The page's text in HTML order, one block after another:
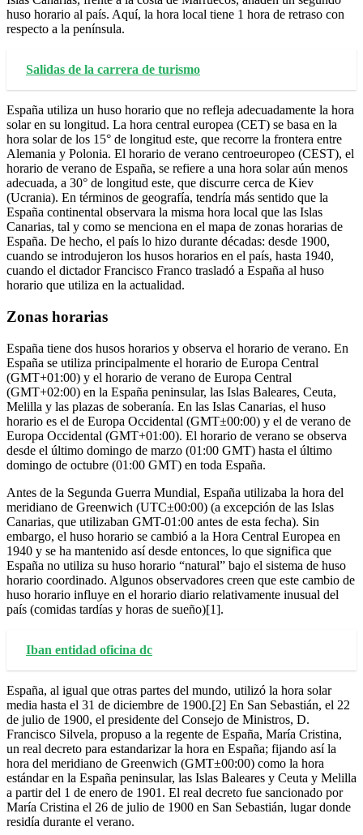
huso horario al país. Aquí, la hora local tiene 1 hora de retraso con
respecto a la península.
Salidas de la carrera de turismo
España utiliza un huso horario que no refleja adecuadamente la hora
solar en su longitud. La hora central europea (CET) se basa en la
hora solar de los 15° de longitud este, que recorre la frontera entre
Alemania y Polonia. El horario de verano centroeuropeo (CEST), el
horario de verano de España, se refiere a una hora solar aún menos
adecuada, a 30° de longitud este, que discurre cerca de Kiev
(Ucrania). En términos de geografía, tendría más sentido que la
España continental observara la misma hora local que las Islas
Canarias, tal y como se menciona en el mapa de zonas horarias de
España. De hecho, el país lo hizo durante décadas: desde 1900,
cuando se introdujeron los husos horarios en el país, hasta 1940,
cuando el dictador Francisco Franco trasladó a España al huso
horario que utiliza en la actualidad.
Zonas horarias
España tiene dos husos horarios y observa el horario de verano. En
España se utiliza principalmente el horario de Europa Central
(GMT+01:00) y el horario de verano de Europa Central
(GMT+02:00) en la España peninsular, las Islas Baleares, Ceuta,
Melilla y las plazas de soberanía. En las Islas Canarias, el huso
horario es el de Europa Occidental (GMT±00:00) y el de verano de
Europa Occidental (GMT+01:00). El horario de verano se observa
desde el último domingo de marzo (01:00 GMT) hasta el último
domingo de octubre (01:00 GMT) en toda España.
Antes de la Segunda Guerra Mundial, España utilizaba la hora del
meridiano de Greenwich (UTC±00:00) (a excepción de las Islas
Canarias, que utilizaban GMT-01:00 antes de esta fecha). Sin
embargo, el huso horario se cambió a la Hora Central Europea en
1940 y se ha mantenido así desde entonces, lo que significa que
España no utiliza su huso horario “natural” bajo el sistema de huso
horario coordinado. Algunos observadores creen que este cambio de
huso horario influye en el horario diario relativamente inusual del
país (comidas tardías y horas de sueño)[1].
Iban entidad oficina dc
España, al igual que otras partes del mundo, utilizó la hora solar
media hasta el 31 de diciembre de 1900.[2] En San Sebastián, el 22
de julio de 1900, el presidente del Consejo de Ministros, D.
Francisco Silvela, propuso a la regente de España, María Cristina,
un real decreto para estandarizar la hora en España; fijando así la
hora del meridiano de Greenwich (GMT±00:00) como la hora
estándar en la España peninsular, las Islas Baleares y Ceuta y Melilla
a partir del 1 de enero de 1901. El real decreto fue sancionado por
María Cristina el 26 de julio de 1900 en San Sebastián, lugar donde
residía durante el verano.